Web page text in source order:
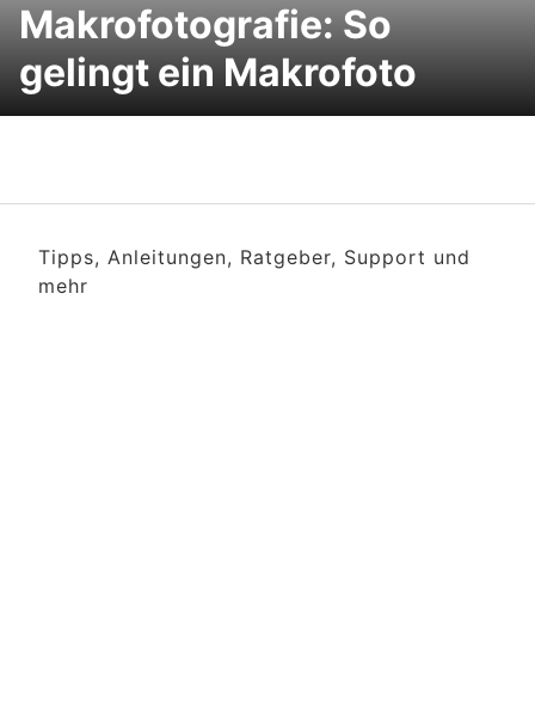
Makrofotografie: So
gelingt ein Makrofoto
Tipps, Anleitungen, Ratgeber, Support und
mehr